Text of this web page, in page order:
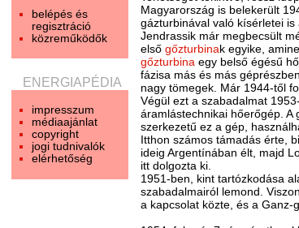
belépés és
regisztráció
közreműködők
ENERGIAPÉDIA
impresszum
médiaajánlat
copyright
jogi tudnivalók
elérhetőség
Magyarország is belekerült
gázturbinával való kísérletei
Jendrassik már megbecsült
elsőgőzturbinak egyike,
gőzturbina egy belső égésű
fázisa más és más
nagy tömegek. Már 1944-től
Végül ezt a szabadalmat
áramlástechnikai hőerőgép.
szerkezetű ez a gép,
Itthon számos támadás érte,
ideig Argentínában élt, majd
itt dolgozta ki.
1951-ben, kint tartózkodása
szabadalmairól lemond.
a kapcsolat közte, és a Ganz-